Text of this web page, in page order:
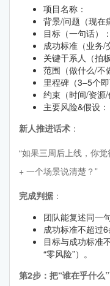
项目名称：
背景/问题（现在
目标（一句话）：
成功标准（业务/
关键干系人（拍
范围（做什么/不
里程碑（3–5个即
约束（时间/资源/
主要风险&假设：
新人推进话术 ：
“如果三周后上线，你
+ 一个场景说清楚？”
完成判据 ：
团队能复述同一
成功标准不超过
目标与成功标准
“零风险”）。
第2步：把“谁在乎什么